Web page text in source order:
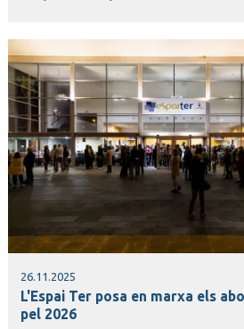
26.11.2025
L'Espai Ter posa en marxa els
pel 2026